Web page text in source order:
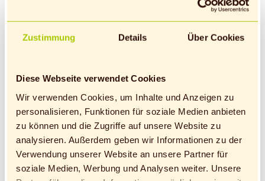
Zustimmung Details Über Cookies
Diese Webseite verwendet Cookies
Wir verwenden Cookies, um Inhalte und Anzeigen zu
personalisieren, Funktionen für soziale Medien anbieten
zu können und die Zugriffe auf unsere Website zu
analysieren. Außerdem geben wir Informationen zu der
Verwendung unserer Website an unsere Partner für
soziale Medien, Werbung und Analysen weiter. Unsere
Auf unserer eigenen eLearning Plattform
„Wissen macht BIO“ können Sie sich mit
vielfältigen Kursen weiterbilden oder Sie
Wir suchen Teamplayer! Deshalb kommen auch
unsere jährlichen Teamevents nicht zu kurz
Wir freuen uns auf Sie!